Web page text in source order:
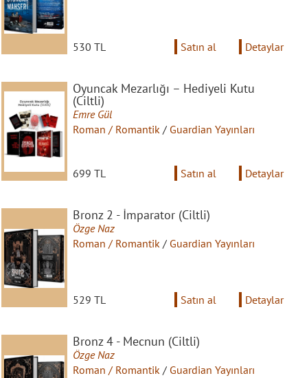
530 TL Satın al Detaylar
Oyuncak Mezarlığı – Hediyeli Kutu
(Ciltli)
Emre Gül
Roman / Romantik / Guardian Yayınları
699 TL Satın al Detaylar
Bronz 2 - İmparator (Ciltli)
Özge Naz
Roman / Romantik / Guardian Yayınları
529 TL Satın al Detaylar
Bronz 4 - Mecnun (Ciltli)
Özge Naz
Roman / Romantik / Guardian Yayınları